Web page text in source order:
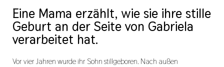
Eine Mama erzählt, wie sie ihre stille
Geburt an der Seite von Gabriela
verarbeitet hat.
Vor vier Jahren wurde ihr Sohn stillgeboren. Nach außen